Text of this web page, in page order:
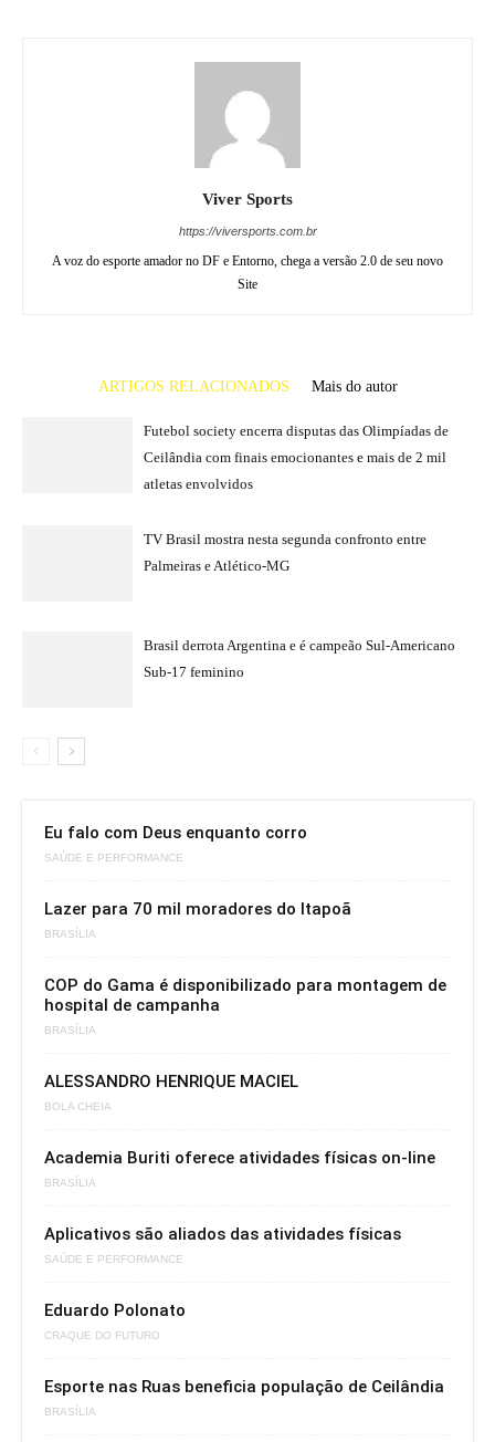
Viver Sports
https://viversports.com.br
A voz do esporte amador no DF e Entorno, chega a versão 2.0 de seu novo
Site
ARTIGOS RELACIONADOS Mais do autor
Futebol society encerra disputas das Olimpíadas de
Ceilândia com finais emocionantes e mais de 2 mil
atletas envolvidos
TV Brasil mostra nesta segunda confronto entre
Palmeiras e Atlético-MG
Brasil derrota Argentina e é campeão Sul-Americano
Sub-17 feminino
Eu falo com Deus enquanto corro
SAÚDE E PERFORMANCE
Lazer para 70 mil moradores do Itapoã
BRASÍLIA
COP do Gama é disponibilizado para montagem de
hospital de campanha
BRASÍLIA
ALESSANDRO HENRIQUE MACIEL
BOLA CHEIA
Academia Buriti oferece atividades físicas on-line
BRASÍLIA
Aplicativos são aliados das atividades físicas
SAÚDE E PERFORMANCE
Eduardo Polonato
CRAQUE DO FUTURO
Esporte nas Ruas beneficia população de Ceilândia
BRASÍLIA